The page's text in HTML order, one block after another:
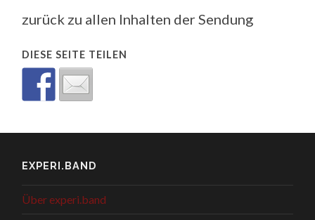
zurück zu allen Inhalten der Sendung
DIESE SEITE TEILEN
EXPERI.BAND
Über experi.band